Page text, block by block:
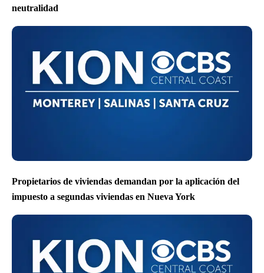
neutralidad
Propietarios de viviendas demandan por la aplicación del
impuesto a segundas viviendas en Nueva York